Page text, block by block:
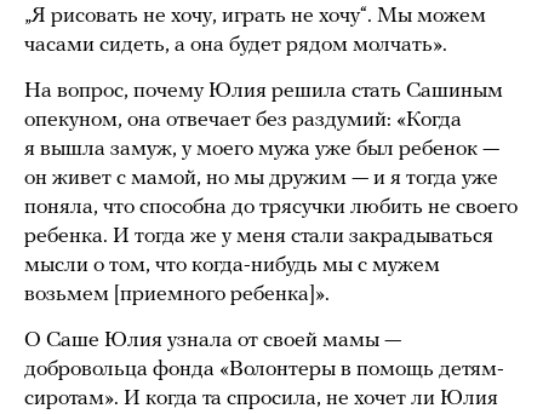
„Я рисовать не хочу, играть не хочу“. Мы можем
часами сидеть, а она будет рядом молчать».
На вопрос, почему Юлия решила стать Сашиным
опекуном, она отвечает без раздумий: «Когда
я вышла замуж, у моего мужа уже был ребенок —
он живет с мамой, но мы дружим — и я тогда уже
поняла, что способна до трясучки любить не своего
ребенка. И тогда же у меня стали закрадываться
мысли о том, что когда-нибудь мы с мужем
возьмем [приемного ребенка]».
О Саше Юлия узнала от своей мамы —
добровольца фонда «Волонтеры в помощь детям-
сиротам». И когда та спросила, не хочет ли Юлия